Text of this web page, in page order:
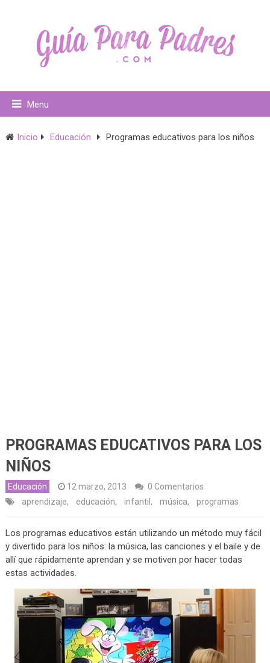
Menu
Inicio Educación Programas educativos para los niños
PROGRAMAS EDUCATIVOS PARA LOS
NIÑOS
Educación 12 marzo, 2013
0 Comentarios
aprendizaje, educación, infantil , música, programas
Los programas educativos están utilizando un método muy fácil
y divertido para los niños: la música, las canciones y el baile y de
allí que rápidamente aprendan y se motiven por hacer todas
estas actividades.